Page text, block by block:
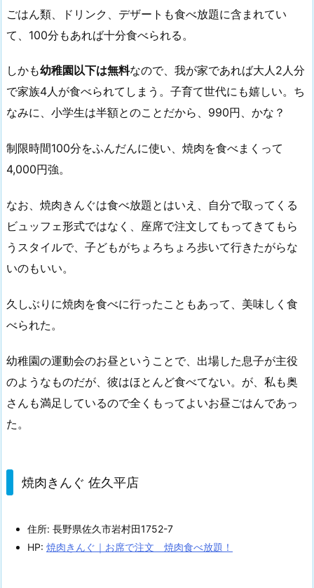
ごはん類、ドリンク、デザートも食べ放題に含まれてい
て、100分もあれば十分食べられる。
しかも幼稚園以下は無料なので、我が家であれば大人2人分
で家族4人が食べられてしまう。子育て世代にも嬉しい。ち
なみに、小学生は半額とのことだから、990円、かな？
制限時間100分をふんだんに使い、焼肉を食べまくって
4,000円強。
なお、焼肉きんぐは食べ放題とはいえ、自分で取ってくる
ビュッフェ形式ではなく、座席で注文してもってきてもら
うスタイルで、子どもがちょろちょろ歩いて行きたがらな
いのもいい。
久しぶりに焼肉を食べに行ったこともあって、美味しく食
べられた。
幼稚園の運動会のお昼ということで、出場した息子が主役
のようなものだが、彼はほとんど食べてない。が、私も奥
さんも満足しているので全くもってよいお昼ごはんであっ
た。
焼肉きんぐ 佐久平店
住所: 長野県佐久市岩村田1752-7
HP: 焼肉きんぐ｜お席で注文 焼肉食べ放題！